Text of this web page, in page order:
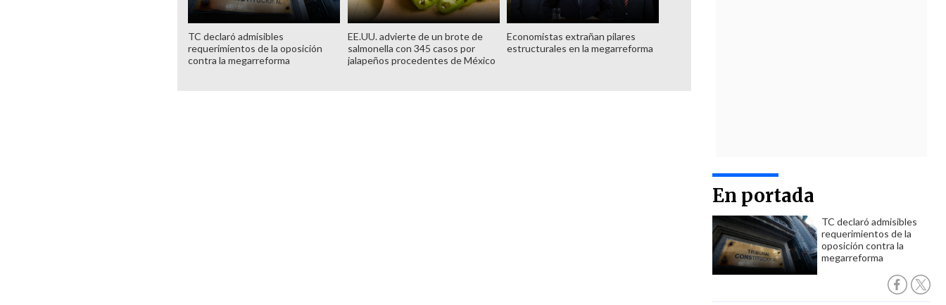
En portada
TC declaró admisibles
requerimientos de la
oposición contra la
megarreforma
TC declaró admisibles
requerimientos de la oposición
contra la megarreforma
EE.UU. advierte de un brote de
salmonella con 345 casos por
jalapeños procedentes de México
Economistas extrañan pilares
estructurales en la megarreforma